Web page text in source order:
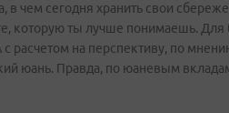
в чем сегодня хранить свои
которую ты лучше понимаешь. Для
с расчетом на перспективу, по
юань. Правда, по юаневым